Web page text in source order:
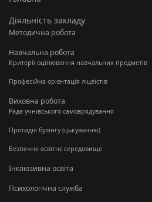
Діяльність закладу
Методична робота
Навчальна робота
Критерії оцінювання навчальних предметів
Професійна орієнтація ліцеїстів
Виховна робота
Рада учнівського самоврядування
Протидія булінгу (цькуванню)
Безпечне освітнє середовище
Інклюзивна освіта
Психологічна служба